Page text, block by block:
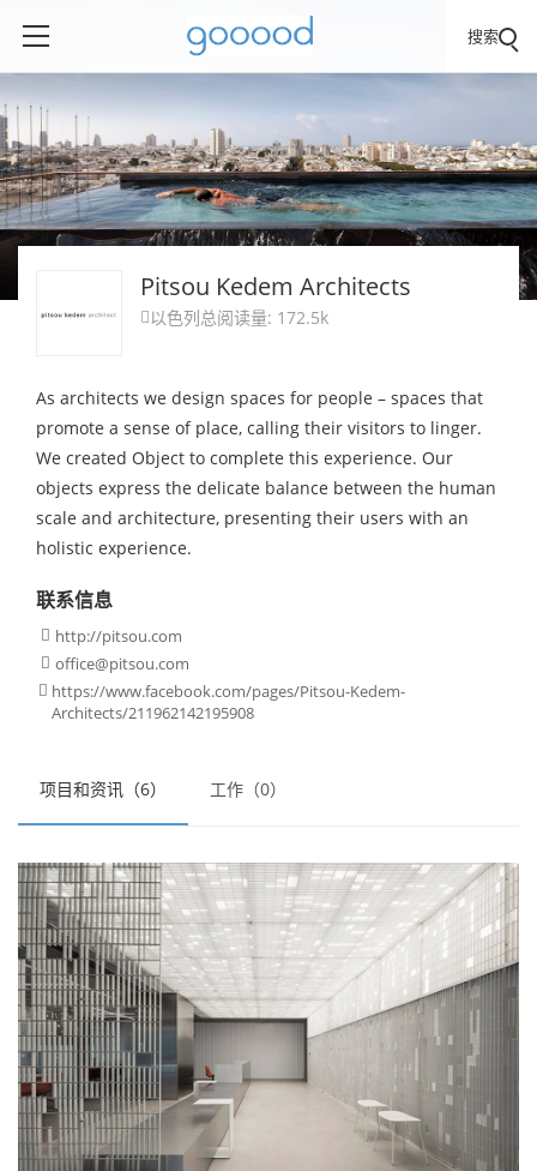
搜索
项目和资讯（6） 工作（0）
Pitsou Kedem Architects
 以色列总阅读量: 172.5k
As architects we design spaces for people – spaces that
promote a sense of place, calling their visitors to linger.
We created Object to complete this experience. Our
objects express the delicate balance between the human
scale and architecture, presenting their users with an
holistic experience.
联系信息
 http://pitsou.com
 office@pitsou.com
 https://www.facebook.com/pages/Pitsou-Kedem-
Architects/211962142195908